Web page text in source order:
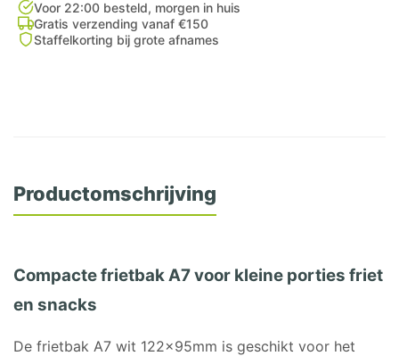
Voor 22:00 besteld, morgen in huis
Gratis verzending vanaf €150
Staffelkorting bij grote afnames
Productomschrijving
Compacte frietbak A7 voor kleine porties friet
en snacks
De frietbak A7 wit 122x95mm is geschikt voor het